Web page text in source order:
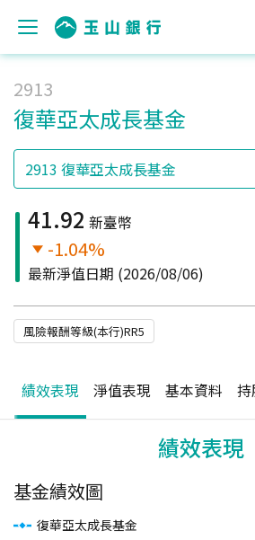
2913
復華亞太成長基金
41.92 新臺幣
-1.04%
最新淨值日期 (2026/08/06)
風險報酬等級(本行)RR5
績效表現 淨值表現 基本資料 持
績效表現
基金績效圖
復華亞太成長基金